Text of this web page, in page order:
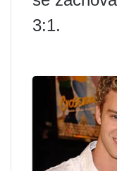
3:1.